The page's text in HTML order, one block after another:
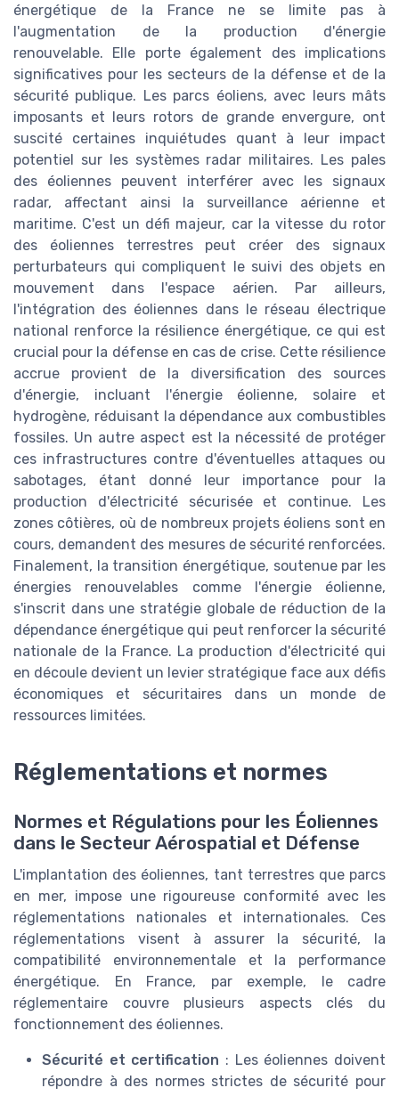
énergétique de la France ne se limite pas à
l'augmentation de la production d'énergie
renouvelable. Elle porte également des implications
significatives pour les secteurs de la défense et de la
sécurité publique. Les parcs éoliens, avec leurs mâts
imposants et leurs rotors de grande envergure, ont
suscité certaines inquiétudes quant à leur impact
potentiel sur les systèmes radar militaires. Les pales
des éoliennes peuvent interférer avec les signaux
radar, affectant ainsi la surveillance aérienne et
maritime. C'est un défi majeur, car la vitesse du rotor
des éoliennes terrestres peut créer des signaux
perturbateurs qui compliquent le suivi des objets en
mouvement dans l'espace aérien. Par ailleurs,
l'intégration des éoliennes dans le réseau électrique
national renforce la résilience énergétique, ce qui est
crucial pour la défense en cas de crise. Cette résilience
accrue provient de la diversification des sources
d'énergie, incluant l'énergie éolienne, solaire et
hydrogène, réduisant la dépendance aux combustibles
fossiles. Un autre aspect est la nécessité de protéger
ces infrastructures contre d'éventuelles attaques ou
sabotages, étant donné leur importance pour la
production d'électricité sécurisée et continue. Les
zones côtières, où de nombreux projets éoliens sont en
cours, demandent des mesures de sécurité renforcées.
Finalement, la transition énergétique, soutenue par les
énergies renouvelables comme l'énergie éolienne,
s'inscrit dans une stratégie globale de réduction de la
dépendance énergétique qui peut renforcer la sécurité
nationale de la France. La production d'électricité qui
en découle devient un levier stratégique face aux défis
économiques et sécuritaires dans un monde de
ressources limitées.
Réglementations et normes
Normes et Régulations pour les Éoliennes
dans le Secteur Aérospatial et Défense
L'implantation des éoliennes, tant terrestres que parcs
en mer, impose une rigoureuse conformité avec les
réglementations nationales et internationales. Ces
réglementations visent à assurer la sécurité, la
compatibilité environnementale et la performance
énergétique. En France, par exemple, le cadre
réglementaire couvre plusieurs aspects clés du
fonctionnement des éoliennes.
Sécurité et certification : Les éoliennes doivent
répondre à des normes strictes de sécurité pour